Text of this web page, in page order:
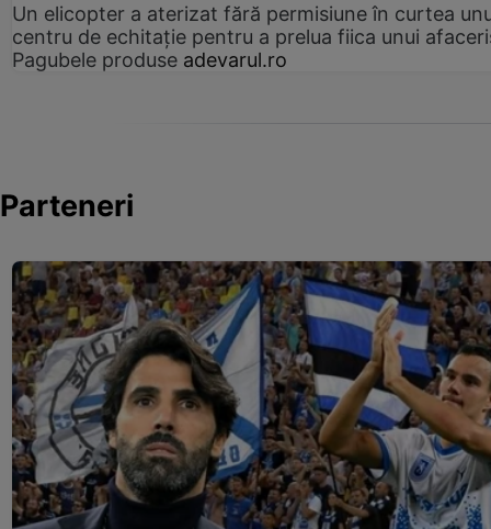
Un elicopter a aterizat fără permisiune în curtea
centru de echitație pentru a prelua fiica unui
Pagubele produse adevarul.ro
Parteneri